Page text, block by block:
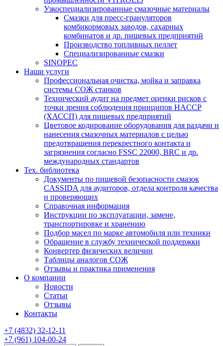
Узкоспециализированные смазочные материалы
Смазки для пресс-грануляторов
комбикормовых заводов, сахарных
комбинатов и др. пищевых предприятий
Производство топливных пеллет
Специализированные смазки
SINOPEC
Наши услуги
Профессиональная очистка, мойка и заправка
системы СОЖ станков
Технический аудит на предмет оценки рисков с
точки зрения соблюдения принципов HACCP
(ХАССП) для пищевых предприятий
Цветовое кодирование оборудования для раздачи и
нанесения смазочных материалов с целью
предотвращения перекрестного контакта и
загрязнения согласно FSSC 22000, BRC и др.
международных стандартов
Тех. библиотека
Документы по пищевой безопасности смазок
CASSIDA для аудиторов, отдела контроля качества
и проверяющих
Справочная информация
Инструкции по эксплуатации, замене,
транспортировке и хранению
Подбор масел по марке автомобиля или техники
Обращение в службу технической поддержки
Конвертер физических величин
Таблицы аналогов СОЖ
Отзывы и практика применения
О компании
Новости
Статьи
Отзывы
Контакты
+7 (4832) 32-12-11
+7 (961) 104-00-24